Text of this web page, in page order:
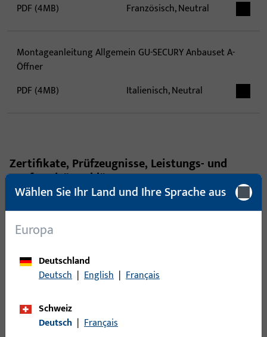
PDF (4MB)
Französisch, Neutral
Montageanleitung Allgemein GU-SECURY Anbauset A-
Öffner
PDF (4MB)
Italienisch, Neutral
Zertifikate, Prüfzeugnisse, Leistungs- und
Konformitätserklärungen
Prüfbericht Einbruchhemmung GU-SECURY Automatic-
Öffner
PDF (1MB)
Zertifikat EN 14846 0432-CPR-00029-07.2
PDF (2MB)
Wählen Sie Ihr Land und Ihre Sprache aus
Europa
Deutschland
Deutsch | English | Français
Schweiz
Deutsch | Français